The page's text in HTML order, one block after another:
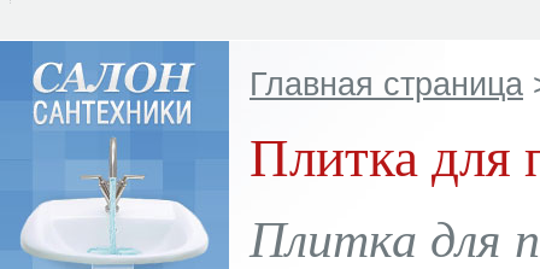
Главная страница
Плитка для
Плитка для